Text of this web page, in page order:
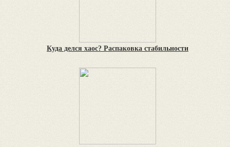
Куда делся хаос? Распаковка стабильности